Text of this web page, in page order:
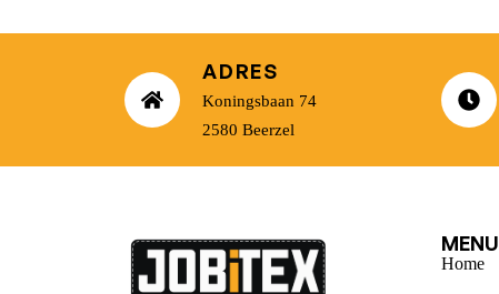
ADRES
Koningsbaan 74
2580 Beerzel
MENU
Home